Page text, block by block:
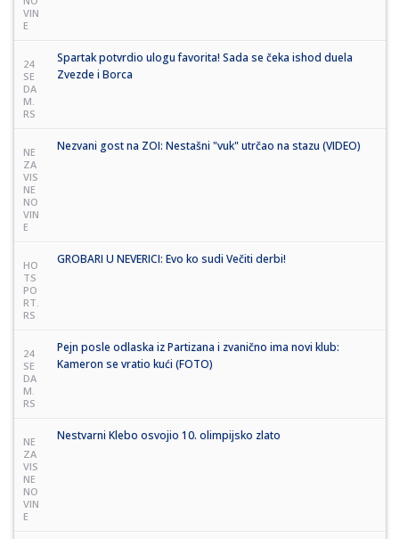
VIN
E
24
SE
DA
M.
RS
Spartak potvrdio ulogu favorita! Sada se čeka ishod duela
Zvezde i Borca
NE
ZA
VIS
NE
NO
VIN
E
Nezvani gost na ZOI: Nestašni "vuk" utrčao na stazu (VIDEO)
HO
TS
PO
RT.
RS
GROBARI U NEVERICI: Evo ko sudi Večiti derbi!
24
SE
DA
M.
RS
Pejn posle odlaska iz Partizana i zvanično ima novi klub:
Kameron se vratio kući (FOTO)
NE
ZA
VIS
NE
NO
VIN
E
Nestvarni Klebo osvojio 10. olimpijsko zlato